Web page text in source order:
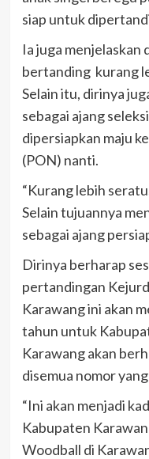
siap untuk
Ia juga menjelaskan
bertanding kurang
Selain itu, dirinya
sebagai ajang
dipersiapkan maju
(PON) nanti.
“Kurang lebih
Selain tujuannya
sebagai ajang
Dirinya berharap
pertandingan
Karawang ini akan
tahun untuk
Karawang akan
disemua nomor
“Ini akan menjadi
Kabupaten
Woodball di